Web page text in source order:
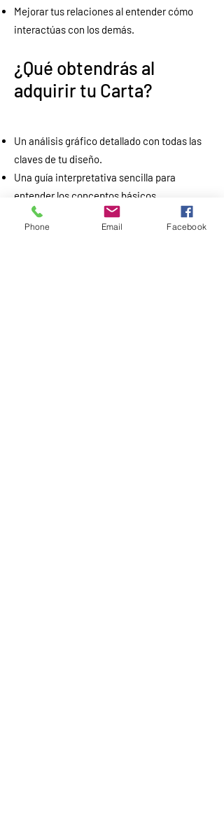
Mejorar tus relaciones al entender cómo
interactúas con los demás.
¿Qué obtendrás al
adquirir tu Carta?
Un análisis gráfico detallado con todas las
claves de tu diseño.
Una guía interpretativa sencilla para
entender los conceptos básicos.
Opcional: Una consulta personalizada para
profundizar en tu diseño y resolver tus
Phone Email Facebook